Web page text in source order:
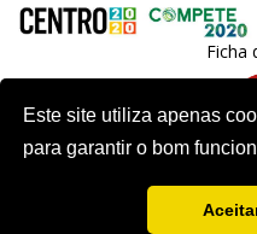
Este site utiliza apenas
para garantir o bom
Ficha